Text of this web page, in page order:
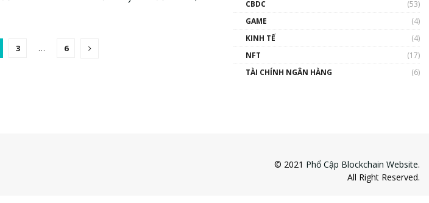
3 … 6
CBDC
(53)
GAME
(4)
KINH TẾ
(4)
NFT
(17)
TÀI CHÍNH NGÂN HÀNG
(6)
© 2021 Phổ Cập Blockchain Website.
All Right Reserved.